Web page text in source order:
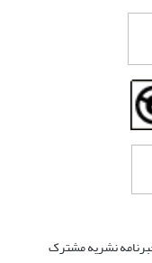
نشریه مشترک